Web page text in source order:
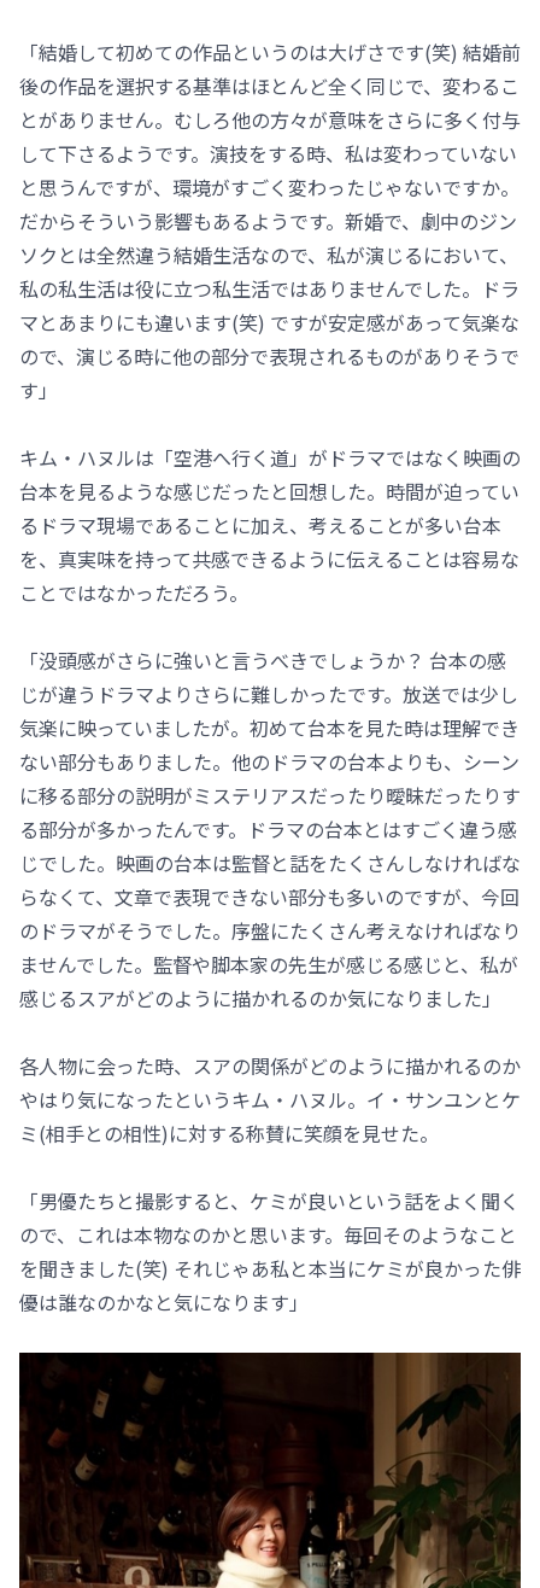
「結婚して初めての作品というのは大げさです(笑) 結婚前
後の作品を選択する基準はほとんど全く同じで、変わるこ
とがありません。むしろ他の方々が意味をさらに多く付与
して下さるようです。演技をする時、私は変わっていない
と思うんですが、環境がすごく変わったじゃないですか。
だからそういう影響もあるようです。新婚で、劇中のジン
ソクとは全然違う結婚生活なので、私が演じるにおいて、
私の私生活は役に立つ私生活ではありませんでした。ドラ
マとあまりにも違います(笑) ですが安定感があって気楽な
ので、演じる時に他の部分で表現されるものがありそうで
す」
キム・ハヌルは「空港へ行く道」がドラマではなく映画の
台本を見るような感じだったと回想した。時間が迫ってい
るドラマ現場であることに加え、考えることが多い台本
を、真実味を持って共感できるように伝えることは容易な
ことではなかっただろう。
「没頭感がさらに強いと言うべきでしょうか？ 台本の感
じが違うドラマよりさらに難しかったです。放送では少し
気楽に映っていましたが。初めて台本を見た時は理解でき
ない部分もありました。他のドラマの台本よりも、シーン
に移る部分の説明がミステリアスだったり曖昧だったりす
る部分が多かったんです。ドラマの台本とはすごく違う感
じでした。映画の台本は監督と話をたくさんしなければな
らなくて、文章で表現できない部分も多いのですが、今回
のドラマがそうでした。序盤にたくさん考えなければなり
ませんでした。監督や脚本家の先生が感じる感じと、私が
感じるスアがどのように描かれるのか気になりました」
各人物に会った時、スアの関係がどのように描かれるのか
やはり気になったというキム・ハヌル。イ・サンユンとケ
ミ(相手との相性)に対する称賛に笑顔を見せた。
「男優たちと撮影すると、ケミが良いという話をよく聞く
ので、これは本物なのかと思います。毎回そのようなこと
を聞きました(笑) それじゃあ私と本当にケミが良かった俳
優は誰なのかなと気になります」